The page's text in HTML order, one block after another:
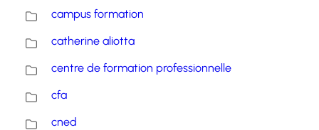
campus formation
catherine aliotta
centre de formation professionnelle
cfa
cned